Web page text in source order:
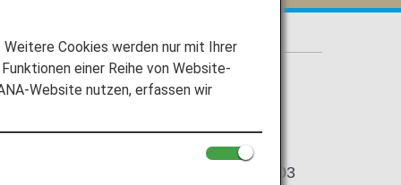
– Kein Müll, wie in Kamikatsu“ fand statt!
2023/10/03
Cookies werden nur mit Ihrer
einer Reihe von Website-
Website nutzen, erfassen wir